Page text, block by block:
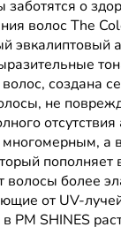
о
волос The
эвкалиптовый
создана
не
многомерным, а
пополняет
волосы более
от UV-
SHINES